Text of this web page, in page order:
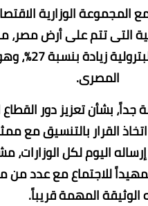
الوزارية
تتم على أرض مصر،
والميزان
المصرى.
بشأن تعزيز دور
القرار بالتنسيق مع
إرساله اليوم لكل
للاجتماع مع عدد
المهمة قريباً.